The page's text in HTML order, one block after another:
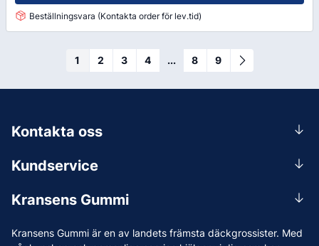
Beställningsvara (Kontakta order för lev.tid)
1 2 3 4 ... 8 9
Kransens Gummi är en av landets främsta däckgrossister. Med
Kundservice
Leverans
Kransens Gummi
Kontakta oss
0156-409 00
Mån-Tors 07.30-16:30, Fre 07.30-15.00.
Lunchstängt 12:00-12:30